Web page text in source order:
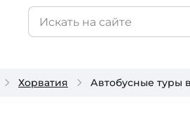
Хорватия Автобусные туры